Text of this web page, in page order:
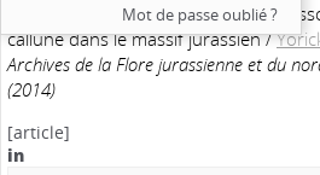
Le Galio veri - Callunetum vulgaris,
callune dans le massif jurassien/
Archives de la Flore jurassienne et du
(2014)
[article]
in
Mot de passe oublié ?